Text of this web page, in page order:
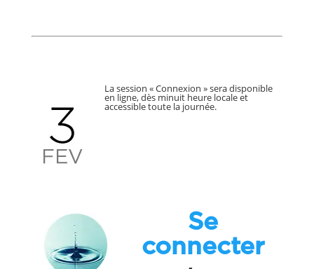
La session « Connexion » sera disponible
en ligne, dès minuit heure locale et
accessible toute la journée.
Se
connecter